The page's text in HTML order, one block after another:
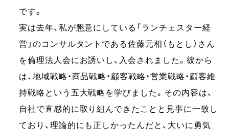
です。
実は去年、私が懇意にしている「ランチェスター経
営」のコンサルタントである佐藤元相（もとし）さん
を倫理法人会にお誘いし、入会されました。彼から
は、地域戦略・商品戦略・顧客戦略・営業戦略・顧客維
持戦略という五⼤戦略を学びました。その内容は、
⾃社で直感的に取り組んできたことと見事に一致し
ており、理論的にも正しかったんだと、大いに勇気